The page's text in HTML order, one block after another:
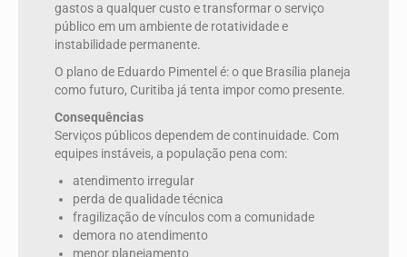
gastos a qualquer custo e transformar o serviço
público em um ambiente de rotatividade e
instabilidade permanente.
O plano de Eduardo Pimentel é: o que Brasília planeja
como futuro, Curitiba já tenta impor como presente.
Consequências
Serviços públicos dependem de continuidade. Com
equipes instáveis, a população pena com:
atendimento irregular
perda de qualidade técnica
fragilização de vínculos com a comunidade
demora no atendimento
menor planejamento